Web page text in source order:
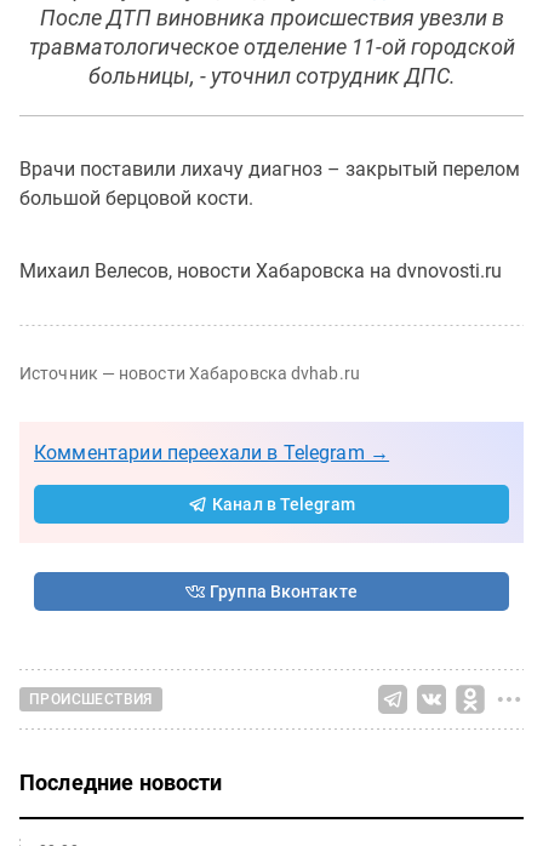
После ДТП виновника происшествия увезли в
травматологическое отделение 11-ой городской
больницы, - уточнил сотрудник ДПС.
Врачи поставили лихачу диагноз – закрытый перелом
большой берцовой кости.
Михаил Велесов, новости Хабаровска на dvnovosti.ru
Источник — новости Хабаровска dvhab.ru
Комментарии переехали в Telegram →
Канал в Telegram
Группа Вконтакте
ПРОИСШЕСТВИЯ
Последние новости